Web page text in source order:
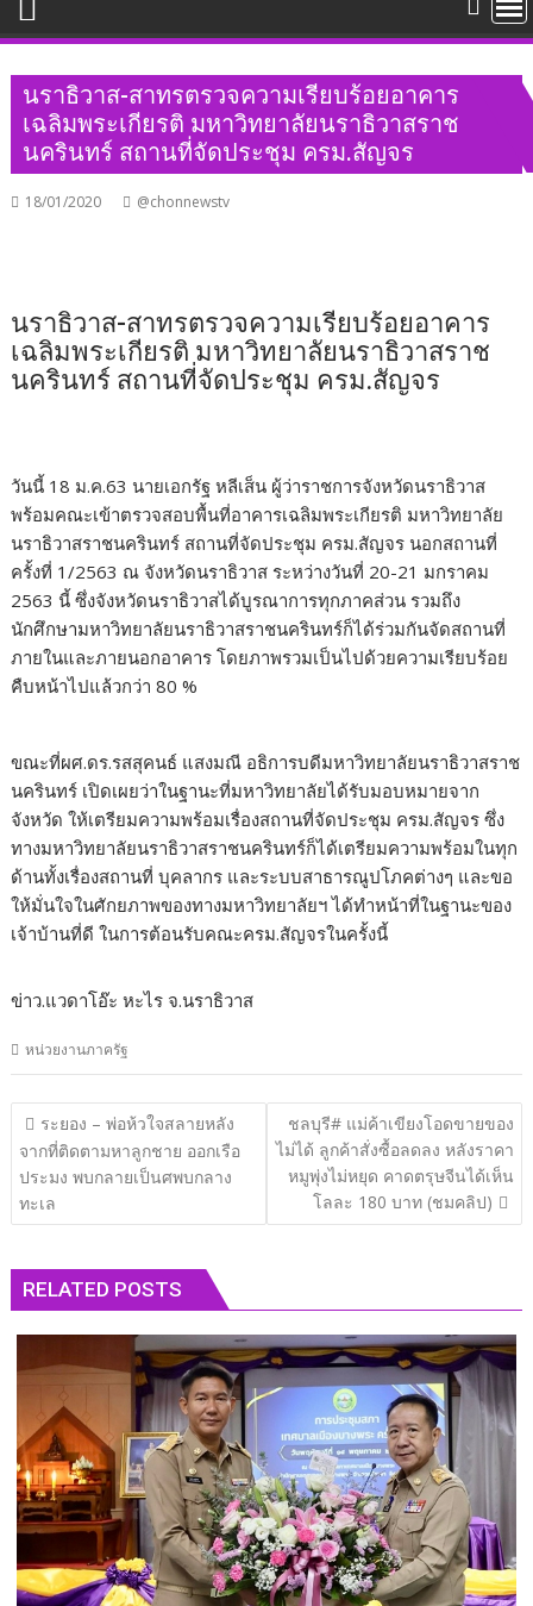
นราธิวาส-สาทรตรวจความเรียบร้อยอาคาร
เฉลิมพระเกียรติ มหาวิทยาลัยนราธิวาสราช
นครินทร์ สถานที่จัดประชุม ครม.สัญจร
18/01/2020 @chonnewstv
นราธิวาส-สาทรตรวจความเรียบร้อยอาคาร
เฉลิมพระเกียรติ มหาวิทยาลัยนราธิวาสราช
นครินทร์ สถานที่จัดประชุม ครม.สัญจร
วันนี้ 18 ม.ค.63 นายเอกรัฐ หลีเส็น ผู้ว่าราชการจังหวัดนราธิวาส
พร้อมคณะเข้าตรวจสอบพื้นที่อาคารเฉลิมพระเกียรติ มหาวิทยาลัย
นราธิวาสราชนครินทร์ สถานที่จัดประชุม ครม.สัญจร นอกสถานที่
ครั้งที่ 1/2563 ณ จังหวัดนราธิวาส ระหว่างวันที่ 20-21 มกราคม
2563 นี้ ซึ่งจังหวัดนราธิวาสได้บูรณาการทุกภาคส่วน รวมถึง
นักศึกษามหาวิทยาลัยนราธิวาสราชนครินทร์ก็ได้ร่วมกันจัดสถานที่
ภายในและภายนอกอาคาร โดยภาพรวมเป็นไปด้วยความเรียบร้อย
คืบหน้าไปแล้วกว่า 80 %
ขณะที่ผศ.ดร.รสสุคนธ์ แสงมณี อธิการบดีมหาวิทยาลัยนราธิวาสราช
นครินทร์ เปิดเผยว่าในฐานะที่มหาวิทยาลัยได้รับมอบหมายจาก
จังหวัด ให้เตรียมความพร้อมเรื่องสถานที่จัดประชุม ครม.สัญจร ซึ่ง
ทางมหาวิทยาลัยนราธิวาสราชนครินทร์ก็ได้เตรียมความพร้อมในทุก
ด้านทั้งเรื่องสถานที่ บุคลากร และระบบสาธารณูปโภคต่างๆ และขอ
ให้มั่นใจในศักยภาพของทางมหาวิทยาลัยฯ ได้ทำหน้าที่ในฐานะของ
เจ้าบ้านที่ดี ในการต้อนรับคณะครม.สัญจรในครั้งนี้
ข่าว.แวดาโอ๊ะ หะไร จ.นราธิวาส
หน่วยงานภาครัฐ
แนะแนว
เรื่อง
ระยอง – พ่อห้วใจสลายหลัง
จากที่ติดตามหาลูกชาย ออกเรือ
ประมง พบกลายเป็นศพบกลาง
ทะเล
ชลบุรี# แม่ค้าเขียงโอดขายของ
ไม่ได้ ลูกค้าสั่งซื้อลดลง หลังราคา
หมูพุ่งไม่หยุด คาดตรุษจีนได้เห็น
โลละ 180 บาท (ชมคลิป)
RELATED POSTS